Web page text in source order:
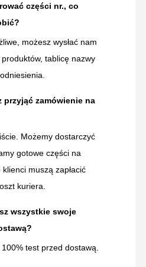
części nr., co
możesz wysłać nam
tablicę nazwy
przyjąć zamówienie na
Możemy dostarczyć
gotowe części na
muszą zapłacić
kuriera.
wszystkie swoje
test przed dostawą.